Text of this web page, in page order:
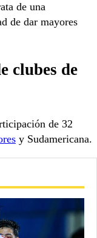
de una
de dar mayores
clubes de
de 32
y Sudamericana.